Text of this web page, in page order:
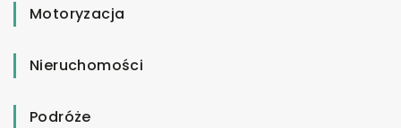
Motoryzacja
Nieruchomości
Podróże